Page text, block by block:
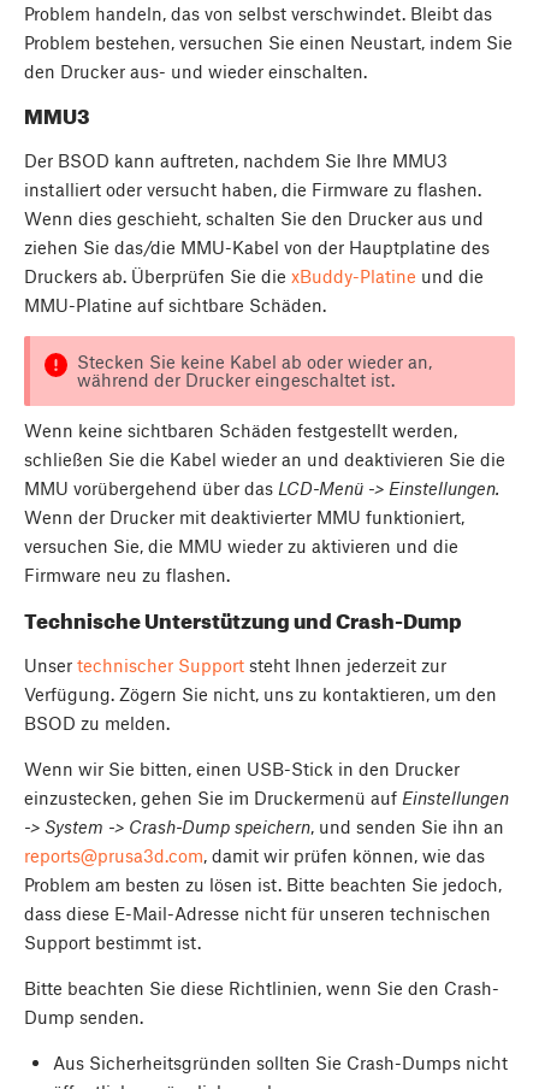
Problem handeln, das von selbst verschwindet. Bleibt das
Problem bestehen, versuchen Sie einen Neustart, indem Sie
den Drucker aus- und wieder einschalten.
MMU3
Der BSOD kann auftreten, nachdem Sie Ihre MMU3
installiert oder versucht haben, die Firmware zu flashen.
Wenn dies geschieht, schalten Sie den Drucker aus und
ziehen Sie das/die MMU-Kabel von der Hauptplatine des
Druckers ab. Überprüfen Sie die xBuddy-Platine und die
MMU-Platine auf sichtbare Schäden.
Stecken Sie keine Kabel ab oder wieder an,
während der Drucker eingeschaltet ist.
Wenn keine sichtbaren Schäden festgestellt werden,
schließen Sie die Kabel wieder an und deaktivieren Sie die
MMU vorübergehend über das LCD-Menü -> Einstellungen.
Wenn der Drucker mit deaktivierter MMU funktioniert,
versuchen Sie, die MMU wieder zu aktivieren und die
Firmware neu zu flashen.
Technische Unterstützung und Crash-Dump
Unser technischer Support steht Ihnen jederzeit zur
Verfügung. Zögern Sie nicht, uns zu kontaktieren, um den
BSOD zu melden.
Wenn wir Sie bitten, einen USB-Stick in den Drucker
einzustecken, gehen Sie im Druckermenü auf Einstellungen
-> System -> Crash-Dump speichern, und senden Sie ihn an
reports@prusa3d.com, damit wir prüfen können, wie das
Problem am besten zu lösen ist. Bitte beachten Sie jedoch,
dass diese E-Mail-Adresse nicht für unseren technischen
Support bestimmt ist.
Bitte beachten Sie diese Richtlinien, wenn Sie den Crash-
Dump senden.
Aus Sicherheitsgründen sollten Sie Crash-Dumps nicht